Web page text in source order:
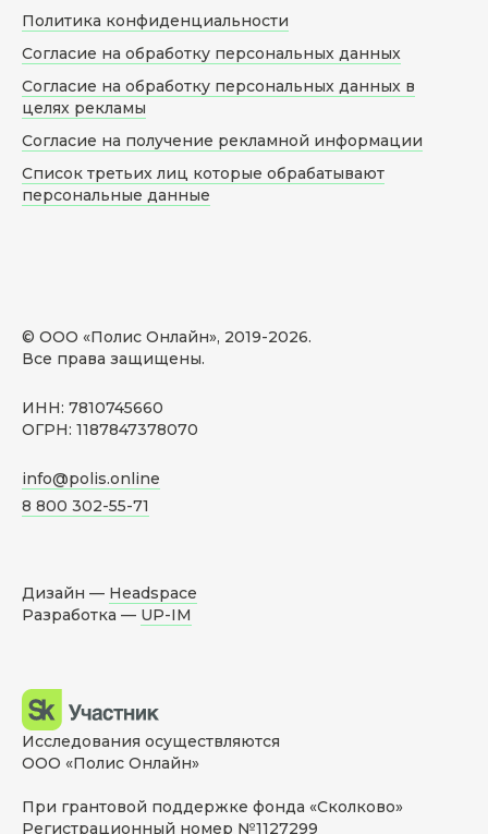
© ООО «Полис Онлайн», 2019-2026.
Все права защищены.
ИНН: 7810745660
ОГРН: 1187847378070
info@polis.online
8 800 302-55-71
Политика конфиденциальности
Согласие на обработку персональных данных
Согласие на обработку персональных данных в
целях рекламы
Согласие на получение рекламной информации
Список третьих лиц которые обрабатывают
персональные данные
Дизайн — Headspace
Разработка — UP-IM
Исследования осуществляются
ООО «Полис Онлайн»
При грантовой поддержке фонда «Сколково»
Регистрационный номер №1127299